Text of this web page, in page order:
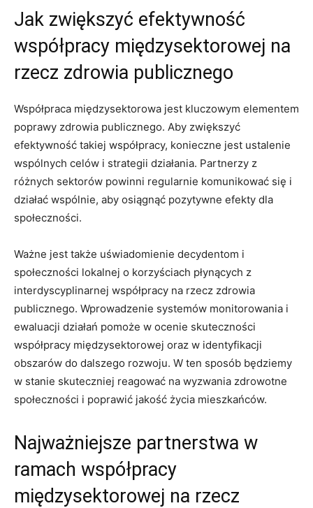
Jak ​zwiększyć efektywność​
współpracy międzysektorowej ⁤na
rzecz zdrowia publicznego
Współpraca międzysektorowa jest kluczowym elementem
poprawy zdrowia publicznego. Aby zwiększyć
efektywność takiej współpracy, konieczne jest ustalenie
wspólnych ​celów i strategii ⁤działania. ⁤Partnerzy z
różnych sektorów powinni regularnie komunikować się i
‍działać wspólnie, aby osiągnąć pozytywne efekty ⁢dla
społeczności.
Ważne jest także‍ uświadomienie decydentom i
społeczności ​lokalnej o korzyściach płynących z
⁢interdyscyplinarnej współpracy na rzecz zdrowia
publicznego. ⁤Wprowadzenie systemów monitorowania i⁣
ewaluacji działań pomoże‍ w ocenie skuteczności
współpracy międzysektorowej oraz w identyfikacji
obszarów do‌ dalszego ⁤rozwoju. W ten sposób będziemy
w stanie skuteczniej reagować na wyzwania zdrowotne
społeczności i poprawić ⁣jakość życia mieszkańców.
Najważniejsze⁢ partnerstwa w
ramach współpracy
międzysektorowej⁤ na rzecz‌